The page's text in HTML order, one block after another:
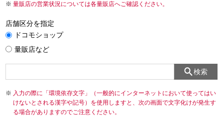
量販店の営業状況については各量販店へご確認ください。
店舗区分を指定
ドコモショップ
量販店など
検索
入力の際に「環境依存文字」（一般的にインターネットにおいて使ってはい
けないとされる漢字や記号）を使用しますと、次の画面で文字化けが発生す
る場合がありますのでご注意ください。